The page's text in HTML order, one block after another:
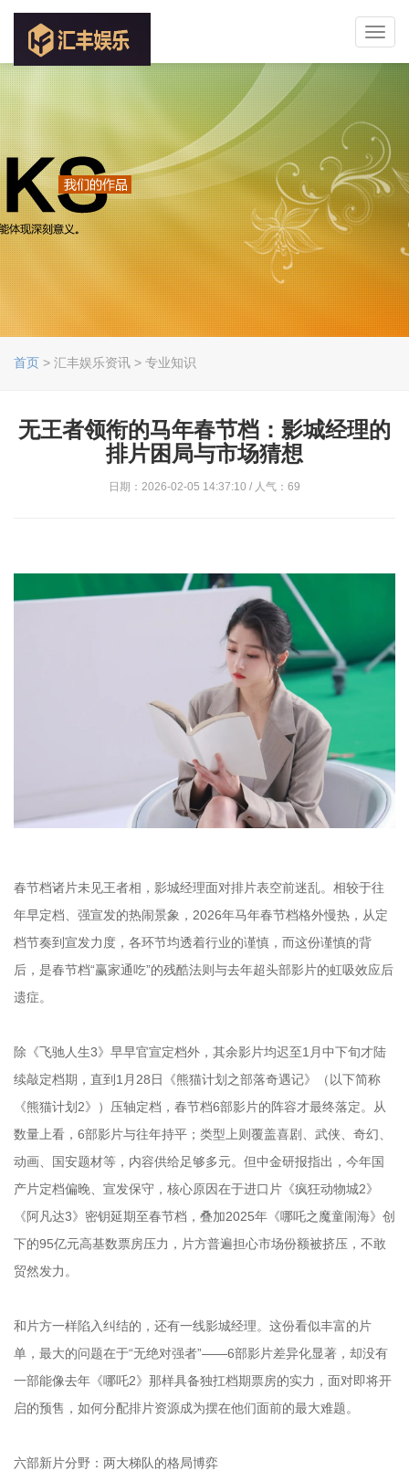
首页 > 汇丰娱乐资讯 > 专业知识
无王者领衔的马年春节档：影城经理的
排片困局与市场猜想
日期：2026-02-05 14:37:10 / 人气：69
春节档诸片未见王者相，影城经理面对排片表空前迷乱。相较于往
年早定档、强宣发的热闹景象，2026年马年春节档格外慢热，从定
档节奏到宣发力度，各环节均透着行业的谨慎，而这份谨慎的背
后，是春节档“赢家通吃”的残酷法则与去年超头部影片的虹吸效应后
遗症。
除《飞驰人生3》早早官宣定档外，其余影片均迟至1月中下旬才陆
续敲定档期，直到1月28日《熊猫计划之部落奇遇记》（以下简称
《熊猫计划2》）压轴定档，春节档6部影片的阵容才最终落定。从
数量上看，6部影片与往年持平；类型上则覆盖喜剧、武侠、奇幻、
动画、国安题材等，内容供给足够多元。但中金研报指出，今年国
产片定档偏晚、宣发保守，核心原因在于进口片《疯狂动物城2》
《阿凡达3》密钥延期至春节档，叠加2025年《哪吒之魔童闹海》创
下的95亿元高基数票房压力，片方普遍担心市场份额被挤压，不敢
贸然发力。
和片方一样陷入纠结的，还有一线影城经理。这份看似丰富的片
单，最大的问题在于“无绝对强者”——6部影片差异化显著，却没有
一部能像去年《哪吒2》那样具备独扛档期票房的实力，面对即将开
启的预售，如何分配排片资源成为摆在他们面前的最大难题。
六部新片分野：两大梯队的格局博弈